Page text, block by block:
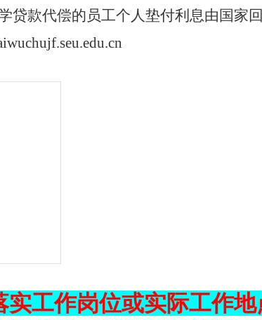
贷款代偿的员工个人垫付利息由国家
工作岗位或实际工作